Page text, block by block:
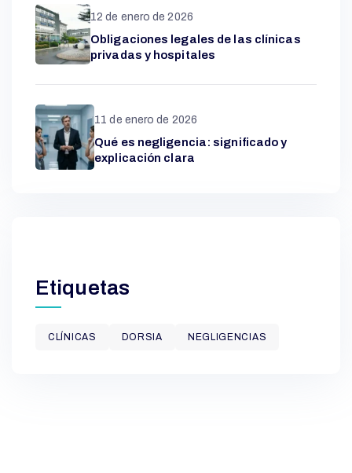
12 de enero de 2026
Obligaciones legales de las clínicas
privadas y hospitales
11 de enero de 2026
Qué es negligencia: significado y
explicación clara
Etiquetas
CLÍNICAS DORSIA NEGLIGENCIAS